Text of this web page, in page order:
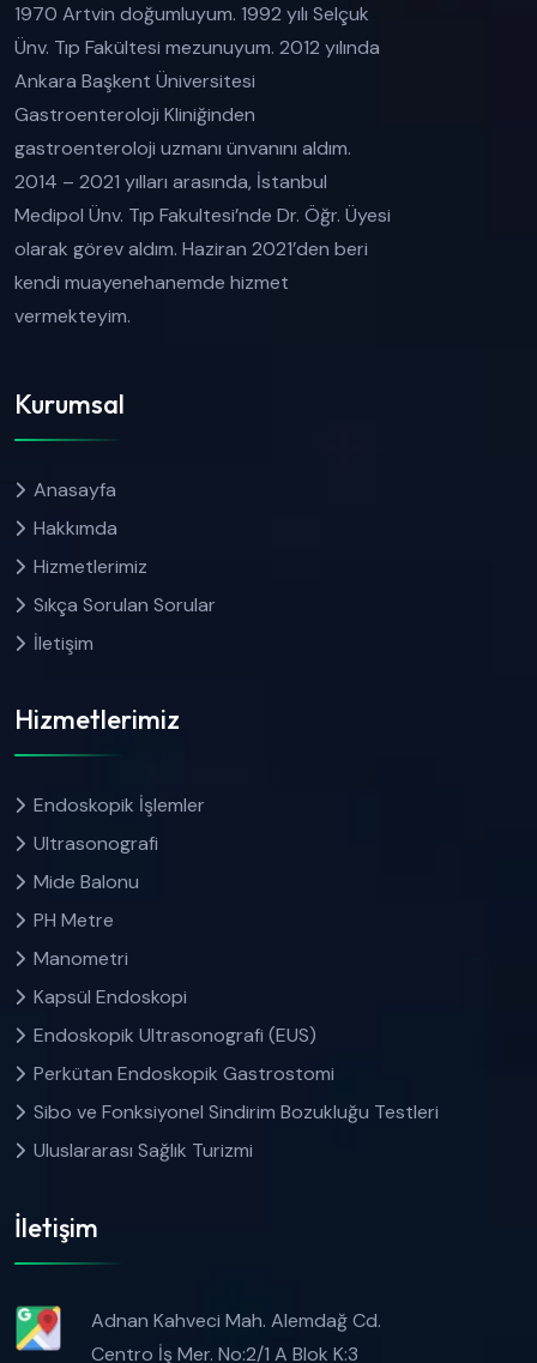
1970 Artvin doğumluyum. 1992 yılı Selçuk
Ünv. Tıp Fakültesi mezunuyum. 2012 yılında
Ankara Başkent Üniversitesi
Gastroenteroloji Kliniğinden
gastroenteroloji uzmanı ünvanını aldım.
2014 – 2021 yılları arasında, İstanbul
Medipol Ünv. Tıp Fakultesi’nde Dr. Öğr. Üyesi
olarak görev aldım. Haziran 2021’den beri
kendi muayenehanemde hizmet
vermekteyim.
Kurumsal
Anasayfa
Hakkımda
Hizmetlerimiz
Sıkça Sorulan Sorular
İletişim
Hizmetlerimiz
Endoskopik İşlemler
Ultrasonografi
Mide Balonu
PH Metre
Manometri
Kapsül Endoskopi
Endoskopik Ultrasonografi (EUS)
Perkütan Endoskopik Gastrostomi
Sibo ve Fonksiyonel Sindirim Bozukluğu Testleri
Uluslararası Sağlık Turizmi
İletişim
Adnan Kahveci Mah. Alemdağ Cd.
Centro İş Mer. No:2/1 A Blok K:3